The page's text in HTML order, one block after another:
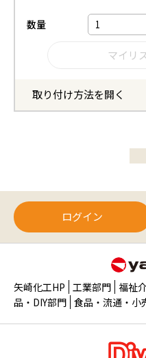
数量
取り付け方法を開く
ログイン
矢崎化工HP 工業部門 福祉
品・DIY部門 食品・流通・小